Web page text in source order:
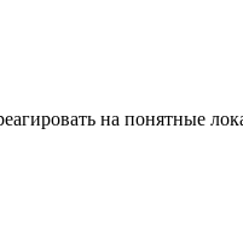
на понятные